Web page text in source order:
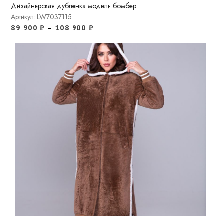
Дизайнерская дубленка модели бомбер
Артикул: LW7037115
89 900 ₽ – 108 900 ₽